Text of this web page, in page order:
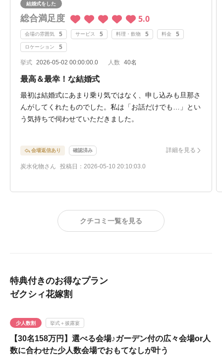
結婚式をした
総合満足度 5.0
会場の雰囲気 5 サービス 5 料理・飲物 5 料金 5
ロケーション 5
挙式 2026-05-02 00:00:00.0 人数 40名
最高＆最幸！な結婚式
最初は結婚式にあまり乗り気ではなく、申し込みも旦那さ
んがしてくれたものでした。私は「お話だけでも…」とい
う気持ちで伺わせていただきました。
変そうというイメージが先行していたからです。
ですが、実際に会場へ伺うと、趣のある素敵な建物や自然
プランナーの方のお話もわかりやすく、具体的にイメージ
打ち合わせもスムーズで、自分たちのやりたいことを妥協
ご提案もいただき、最終的には二人とも大満足の式になり
ました。
式場スタッフの皆さんの雰囲気もとても温かく、当日もリ
会場返信あり 確認済み 詳細を見る
炭水化物さん 投稿日：2026-05-10 20:10:03.0
クチコミ一覧を見る
特典付きのお得なプラン
ゼクシィ花嫁割
少人数割 挙式＋披露宴
【30名158万円】選べる会場♪ガーデン付の広々会場or人
数に合わせた少人数会場でおもてなしが叶う